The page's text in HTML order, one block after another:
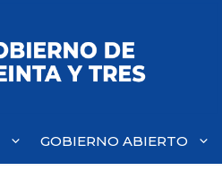
GOBIERNO ABIERTO